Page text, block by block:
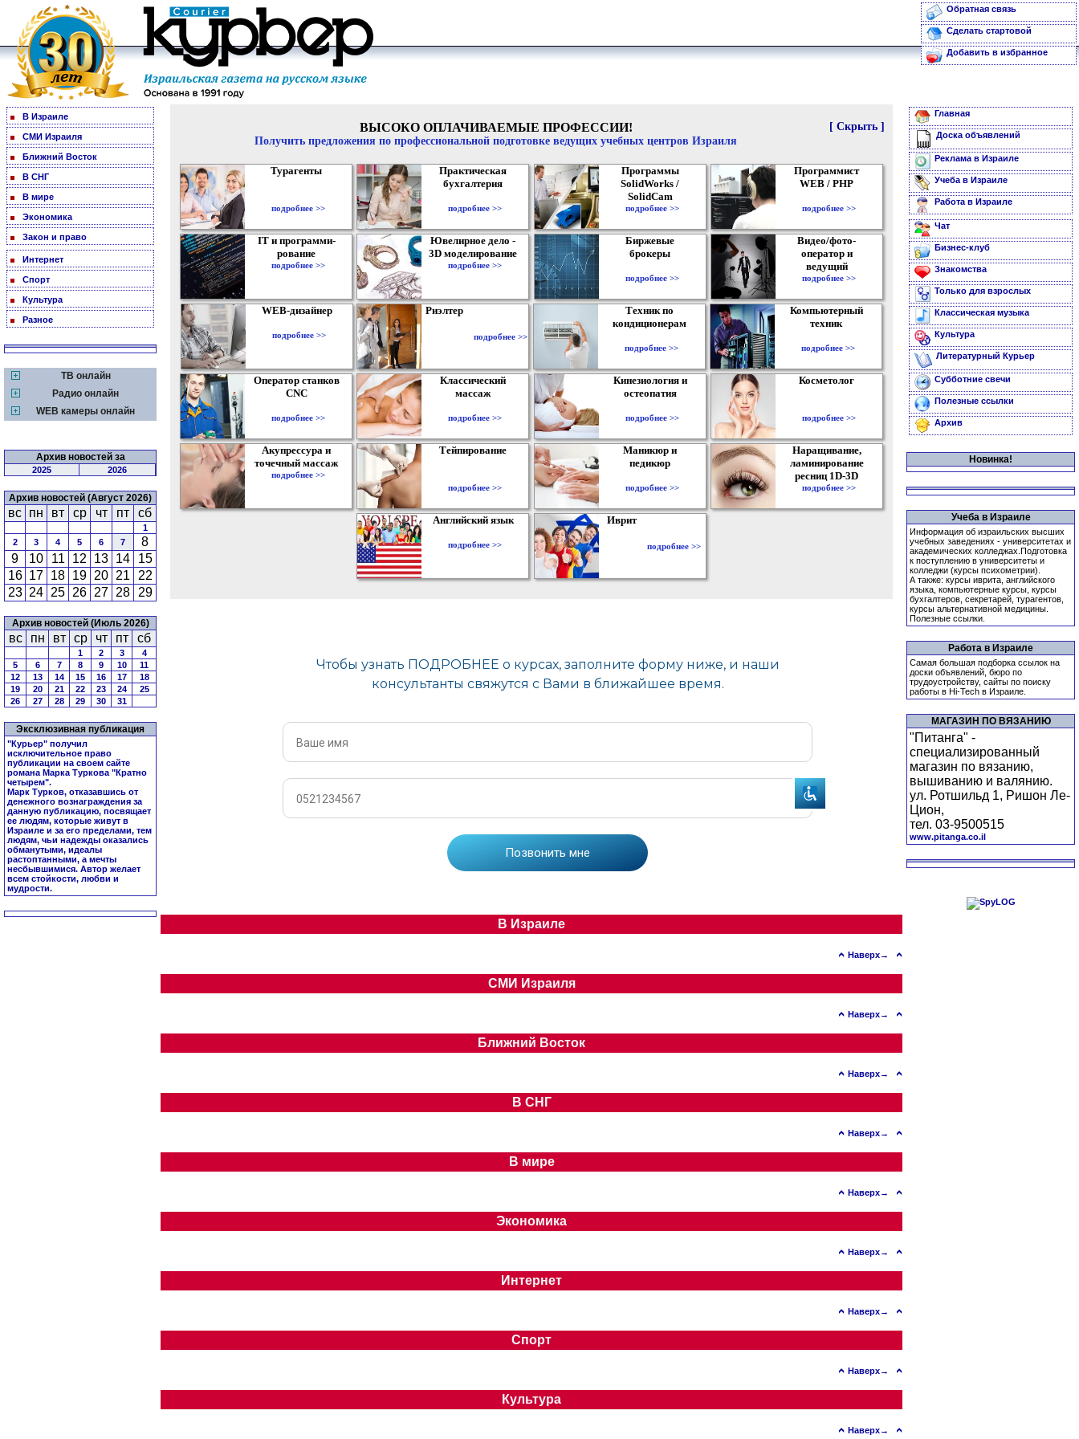
Обратная связь
Сделать стартовой
Добавить в избранное
В Израиле
СМИ Израиля
Ближний Восток
В СНГ
В мире
Экономика
Закон и право
Интернет
Спорт
Культура
Разное
ТВ онлайн
Радио онлайн
WEB камеры онлайн
Архив новостей за
2025 2026
Архив новостей (Август 2026)
вс пн вт ср чт пт сб
1
2
3 4 5 6 7
8
9
10 11 12 13 14
15
16 17 18 19 20 21
22
23 24 25 26 27 28 29
Архив новостей (Июль 2026)
вс пн вт ср чт пт сб
1 2 3
4
5
6 7 8 9 10
11
12
13 14 15 16 17
18
19
20 21 22 23 24
25
26
27 28 29 30 31
Эксклюзивная публикация
"Курьер" получил
исключительное право
публикации на своем сайте
романа Марка Туркова "Кратно
четырем".
Марк Турков, отказавшись от
денежного вознаграждения за
данную публикацию, посвящает
ее людям, которые живут в
Израиле и за его пределами, тем
людям, чьи надежды оказались
обманутыми, идеалы
растоптанными, а мечты
несбывшимися. Автор желает
всем стойкости, любви и
мудрости.
[ Скрыть ]
ВЫСОКО ОПЛАЧИВАЕМЫЕ ПРОФЕССИИ!
Получить предложения по профессиональной подготовке ведущих учебных центров Израиля
Турагенты
подробнее >>
Практическая
бухгалтерия
подробнее >>
Программы
SolidWorks /
SolidCam
подробнее >>
Программист
WEB / PHP
подробнее >>
IT и программи-
рование
подробнее >>
Ювелирное дело -
3D моделирование
подробнее >>
Биржевые
брокеры
подробнее >>
Видео/фото-
оператор и
ведущий
подробнее >>
WEB-дизайнер
подробнее >>
Риэлтер
подробнее >>
Техник по
кондиционерам
подробнее >>
Компьютерный
техник
подробнее >>
Оператор станков
CNC
подробнее >>
Классический
массаж
подробнее >>
Кинезиология и
остеопатия
подробнее >>
Косметолог
подробнее >>
Акупрессура и
точечный массаж
подробнее >>
Тейпирование
подробнее >>
Маникюр и
педикюр
подробнее >>
Наращивание,
ламинирование
ресниц 1D-3D
подробнее >>
Английский язык
подробнее >>
Иврит
подробнее >>
В Израиле
Наверх→
СМИ Израиля
Наверх→
Ближний Восток
Наверх→
В СНГ
Наверх→
В мире
Наверх→
Экономика
Наверх→
Интернет
Наверх→
Спорт
Наверх→
Культура
Наверх→
Главная
Доска объявлений
Реклама в Израиле
Учеба в Израиле
Работа в Израиле
Чат
Бизнес-клуб
Знакомства
Только для взрослых
Классическая музыка
Культура
Литературный Курьер
Субботние свечи
Полезные ссылки
Архив
Новинка!
Учеба в Израиле
Информация об израильских высших
учебных заведениях - университетах и
академических колледжах.Подготовка
к поступлению в университеты и
колледжи (курсы психометрии).
А также: курсы иврита, английского
языка, компьютерные курсы, курсы
бухгалтеров, секретарей, турагентов,
курсы альтернативной медицины.
Полезные ссылки.
Работа в Израиле
Самая большая подборка ссылок на
доски объявлений, бюро по
трудоустройству, сайты по поиску
работы в Hi-Tech в Израиле.
МАГАЗИН ПО ВЯЗАНИЮ
"Питанга" -
специализированный
магазин по вязанию,
вышиванию и валянию.
ул. Ротшильд 1, Ришон Ле-
Цион,
тел. 03-9500515
www.pitanga.co.il